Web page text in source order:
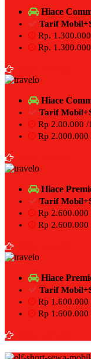
Hiace
Tarif
Rp.
Rp.
Hiace
Tarif
Rp 2.00.000 /
Rp 2.000.000
Hiace
Tarif
Rp 2.600.000
Rp 2.600.000
Hiace
Tarif
Rp 1.600.000
Rp 1.600.000